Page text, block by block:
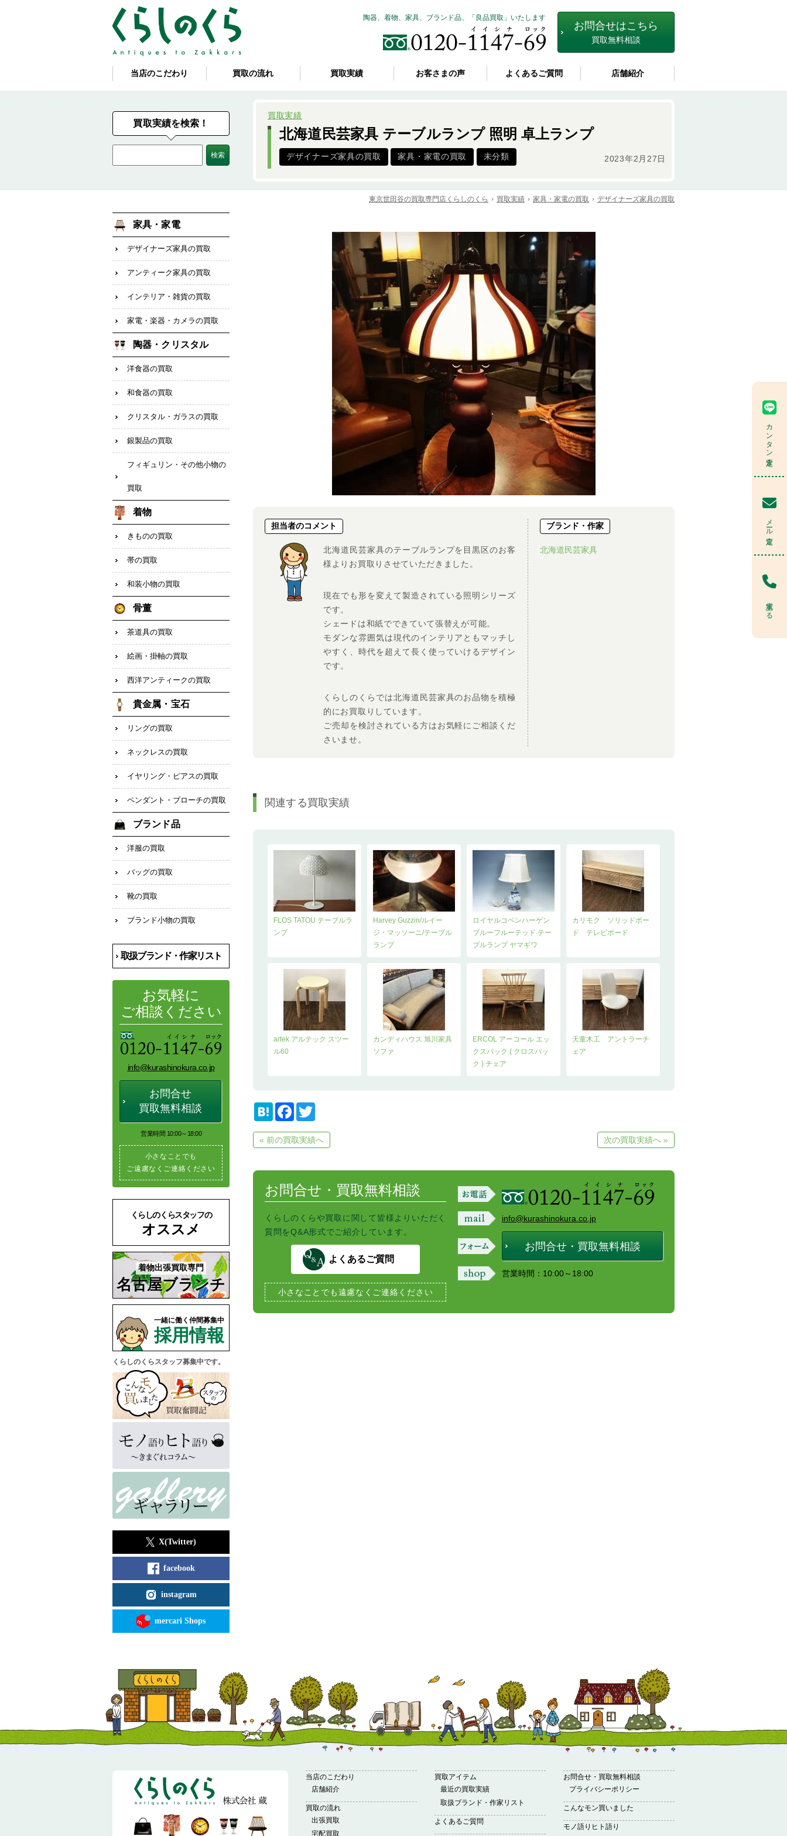
お問合せはこちら
買取無料相談
陶器、着物、家具、ブランド品、「良品買取」いたします
当店のこだわり 買取の流れ 買取実績 お客さまの声 よくあるご質問 店舗紹介
カンタン査定
メール査定
電話する
買取実績
北海道民芸家具 テーブルランプ 照明 卓上ランプ
デザイナーズ家具の買取 家具・家電の買取 未分類 2023年2月27日
東京世田谷の買取専門店くらしのくら 買取実績 家具・家電の買取 デザイナーズ家具の買取
ブランド・作家
北海道民芸家具
担当者のコメント
北海道民芸家具のテーブルランプを目黒区のお客
様よりお買取りさせていただきました。
現在でも形を変えて製造されている照明シリーズ
です。
シェードは和紙でできていて張替えが可能。
モダンな雰囲気は現代のインテリアともマッチし
やすく、時代を超えて長く使っていけるデザイン
です。
くらしのくらでは北海道民芸家具のお品物を積極
的にお買取りしています。
ご売却を検討されている方はお気軽にご相談くだ
さいませ。
関連する買取実績
FLOS TATOU テーブルラ
ンプ
Harvey Guzzin/ルイー
ジ・マッソーニ/テーブル
ランプ
ロイヤルコペンハーゲン
ブルーフルーテッド テー
ブルランプ ヤマギワ
カリモク ソリッドボー
ド テレビボード
artek アルテック スツー
ル60
カンディハウス 旭川家具
ソファ
ERCOL アーコール エッ
クスバック ( クロスバッ
ク ) チェア
天童木工 アントラーチ
ェア
H
e
n
F
e
b
k
t
t
« 前の買取実績へ 次の買取実績へ »
お問合せ・買取無料相談
くらしのくらや買取に関して皆様よりいただく
質問をQ&A形式でご紹介しています。
よくあるご質問
小さなことでも遠慮なくご連絡ください
info@kurashinokura.co.jp
お問合せ・買取無料相談
営業時間：10:00～18:00
買取実績を検索！
家具・家電
デザイナーズ家具の買取
アンティーク家具の買取
インテリア・雑貨の買取
家電・楽器・カメラの買取
陶器・クリスタル
洋食器の買取
和食器の買取
クリスタル・ガラスの買取
銀製品の買取
フィギュリン・その他小物の
買取
着物
きものの買取
帯の買取
和装小物の買取
骨董
茶道具の買取
絵画・掛軸の買取
西洋アンティークの買取
貴金属・宝石
リングの買取
ネックレスの買取
イヤリング・ピアスの買取
ペンダント・ブローチの買取
ブランド品
洋服の買取
バッグの買取
靴の買取
ブランド小物の買取
取扱ブランド・作家リスト
お気軽に
ご相談ください
info@kurashinokura.co.jp
お問合せ
買取無料相談
営業時間 10:00～18:00
小さなことでも
ご遠慮なくご連絡ください
くらしのくらスタッフの
オススメ
着物出張買取専門
名古屋ブランチ
一緒に働く仲間募集中
採用情報
くらしのくらスタッフ募集中です。
X(Twitter)
facebook
instagram
mercari Shops
当店のこだわり
店舗紹介
買取の流れ
出張買取
宅配買取
買取アイテム
最近の買取実績
取扱ブランド・作家リスト
よくあるご質問
お問合せ・買取無料相談
プライバシーポリシー
こんなモン買いました
モノ語りヒト語り